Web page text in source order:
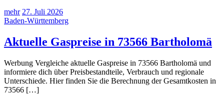
mehr 27. Juli 2026
Baden-Württemberg
Aktuelle Gaspreise in 73566 Bartholomä
Werbung Vergleiche aktuelle Gaspreise in 73566 Bartholomä und
informiere dich über Preisbestandteile, Verbrauch und regionale
Unterschiede. Hier finden Sie die Berechnung der Gesamtkosten in
73566 […]